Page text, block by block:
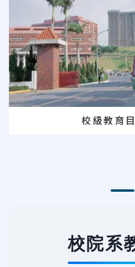
校級教育
校院系